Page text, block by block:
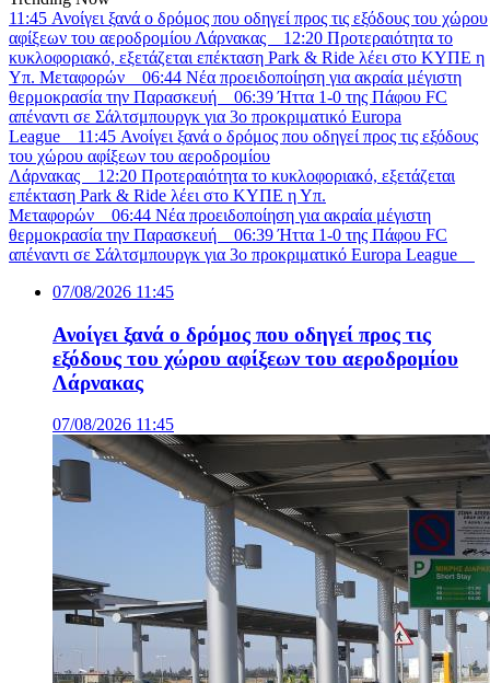
11:45 Ανοίγει ξανά ο δρόμος που οδηγεί προς τις εξόδους του χώρου
αφίξεων του αεροδρομίου Λάρνακας 12:20 Προτεραιότητα το
κυκλοφοριακό, εξετάζεται επέκταση Park & Ride λέει στο ΚΥΠΕ η
Υπ. Μεταφορών 06:44 Νέα προειδοποίηση για ακραία μέγιστη
θερμοκρασία την Παρασκευή 06:39Ήττα 1-0 της Πάφου FC
απέναντι σε Σάλτσμπουργκ για 3ο προκριματικό Europa
League 11:45 Ανοίγει ξανά ο δρόμος που οδηγεί προς τις εξόδους
του χώρου αφίξεων του αεροδρομίου
Λάρνακας 12:20 Προτεραιότητα το κυκλοφοριακό, εξετάζεται
επέκταση Park & Ride λέει στο ΚΥΠΕ η Υπ.
Μεταφορών 06:44 Νέα προειδοποίηση για ακραία μέγιστη
θερμοκρασία την Παρασκευή 06:39Ήττα 1-0 της Πάφου FC
απέναντι σε Σάλτσμπουργκ για 3ο προκριματικό Europa League
07/08/2026 11:45
Ανοίγει ξανά ο δρόμος που οδηγεί προς τις
εξόδους του χώρου αφίξεων του αεροδρομίου
Λάρνακας
07/08/2026 11:45